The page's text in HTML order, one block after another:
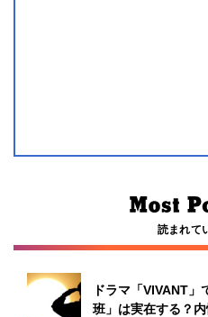
読まれて
ドラマ「VIVANT」
班」は実在する？